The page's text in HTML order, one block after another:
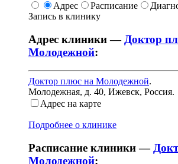
Адрес
Расписание
Запись в клинику
Адрес клиники — Доктор
Молодежной:
Доктор плюс на Молодежной.
Молодежная, д. 40, Ижевск, Россия.
Адрес на карте
Подробнее о клинике
Расписание клиники —
Молодежной: